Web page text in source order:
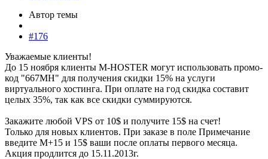
Автор темы
#176
Уважаемые клиенты!
До 15 ноября клиенты M-HOSTER могут использовать промо-
код "667MH" для получения скидки 15% на услуги
виртуального хостинга. При оплате на год скидка составит
целых 35%, так как все скидки суммируются.
Закажите любой VPS от 10$ и получите 15$ на счет!
Только для новых клиентов. При заказе в поле Примечание
введите M+15 и 15$ ваши после оплаты первого месяца.
Акция продлится до 15.11.2013г.